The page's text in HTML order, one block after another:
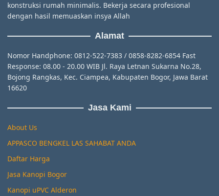
konstruksi rumah minimalis. Bekerja secara profesional
dengan hasil memuaskan insya Allah
Alamat
Nomor Handphone: 0812-522-7383 / 0858-8282-6854 Fast
Response: 08.00 - 20.00 WIB Jl. Raya Letnan Sukarna No.28,
Bojong Rangkas, Kec. Ciampea, Kabupaten Bogor, Jawa Barat
16620
Jasa Kami
About Us
APPASCO BENGKEL LAS SAHABAT ANDA
Daftar Harga
Jasa Kanopi Bogor
Kanopi uPVC Alderon